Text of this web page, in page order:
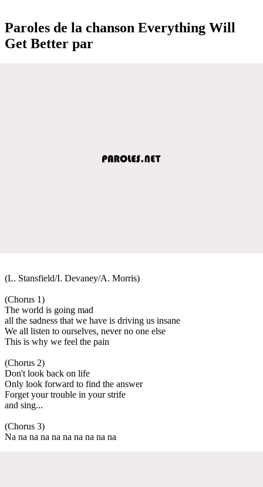
Paroles de la chanson Everything Will
Get Better par
(L. Stansfield/I. Devaney/A. Morris)
(Chorus 1)
The world is going mad
all the sadness that we have is driving us insane
We all listen to ourselves, never no one else
This is why we feel the pain
(Chorus 2)
Don't look back on life
Only look forward to find the answer
Forget your trouble in your strife
and sing...
(Chorus 3)
Na na na na na na na na na na